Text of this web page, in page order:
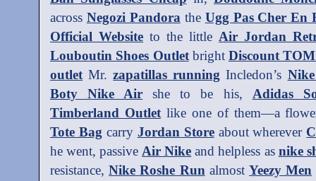
across Negozi Pandorathe Ugg Pas Cher En
Official Website to the little Air Jordan
Louboutin Shoes Outletbright Discount
outletMr.zapatillas running Incledon’s
Boty Nike Air she to be his, Adidas
Timberland Outletlike one of them—a
Tote Bag carry Jordan Storeabout wherever
he went, passiveAir Nike and helpless as nike
resistance,Nike Roshe Runalmost Yeezy Men